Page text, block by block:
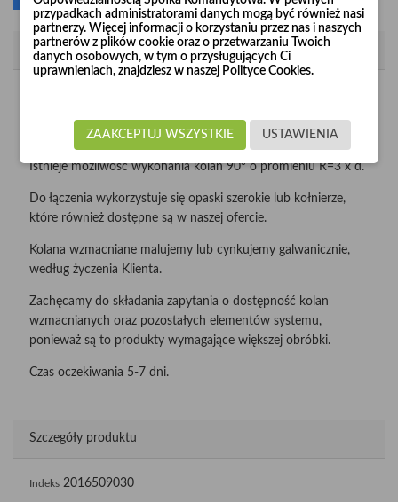
Opis
Ø120 do Ø1000.
Istnieje możliwość wykonania kolan 90° o promieniu R=3 x d.
Do łączenia wykorzystuje się opaski szerokie lub kołnierze,
które również dostępne są w naszej ofercie.
Kolana wzmacniane malujemy lub cynkujemy galwanicznie,
według życzenia Klienta.
Zachęcamy do składania zapytania o dostępność kolan
wzmacnianych oraz pozostałych elementów systemu,
ponieważ są to produkty wymagające większej obróbki.
Czas oczekiwania 5-7 dni.
Szczegóły produktu
Indeks 2016509030
przypadkach administratorami danych mogą być również nasi
partnerzy. Więcej informacji o korzystaniu przez nas i naszych
partnerów z plików cookie oraz o przetwarzaniu Twoich
danych osobowych, w tym o przysługujących Ci
uprawnieniach, znajdziesz w naszej Polityce Cookies.
USTAWIENIA
ZAAKCEPTUJ WSZYSTKIE